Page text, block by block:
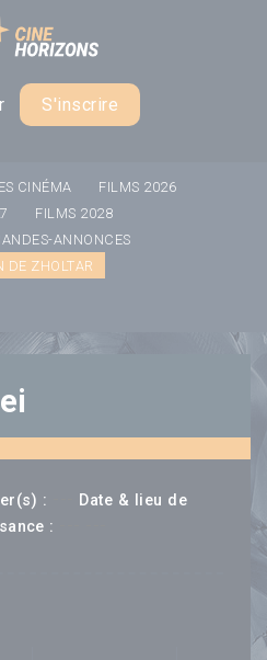
S'inscrire
CINÉMA
FILMS 2026
FILMS 2028
ANNONCES
DE ZHOLTAR
:
Date & lieu de
: